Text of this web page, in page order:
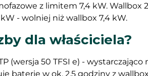
z limitem 7,4 kW. Wallbox
- wolniej niż wallbox 7,4 kW.
dla właściciela?
50 TFSI e) -
baterię w ok. 2,5 godziny z